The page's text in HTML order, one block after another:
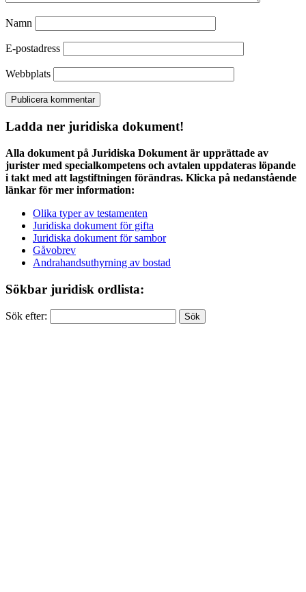
Namn
E-postadress
Webbplats
Ladda ner juridiska dokument!
Alla dokument på Juridiska Dokument är upprättade av
jurister med specialkompetens och avtalen uppdateras löpande
i takt med att lagstiftningen förändras. Klicka på nedanstående
länkar för mer information:
Olika typer av testamenten
Juridiska dokument för gifta
Juridiska dokument för sambor
Gåvobrev
Andrahandsuthyrning av bostad
Sökbar juridisk ordlista:
Sök efter: